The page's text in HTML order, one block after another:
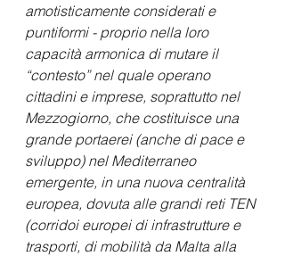
amotisticamente considerati e
puntiformi - proprio nella loro
capacità armonica di mutare il
“contesto” nel quale operano
cittadini e imprese, soprattutto nel
Mezzogiorno, che costituisce una
grande portaerei (anche di pace e
sviluppo) nel Mediterraneo
emergente, in una nuova centralità
europea, dovuta alle grandi reti TEN
(corridoi europei di infrastrutture e
trasporti, di mobilità da Malta alla